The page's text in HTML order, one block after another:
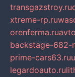
transgazstroy.ru
xtreme-rp.ru
orenferma.ru
backstage-682-
prime-cars63.ru
legardoauto.ru